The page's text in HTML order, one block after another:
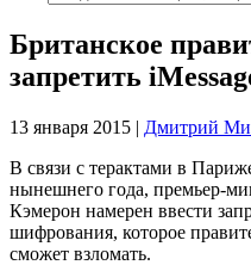
Британское
запретить
13 января 2015 | Дмитрий
В связи с терактами в
нынешнего года, премьер-
Кэмерон намерен ввести
шифрования, которое
сможет взломать.